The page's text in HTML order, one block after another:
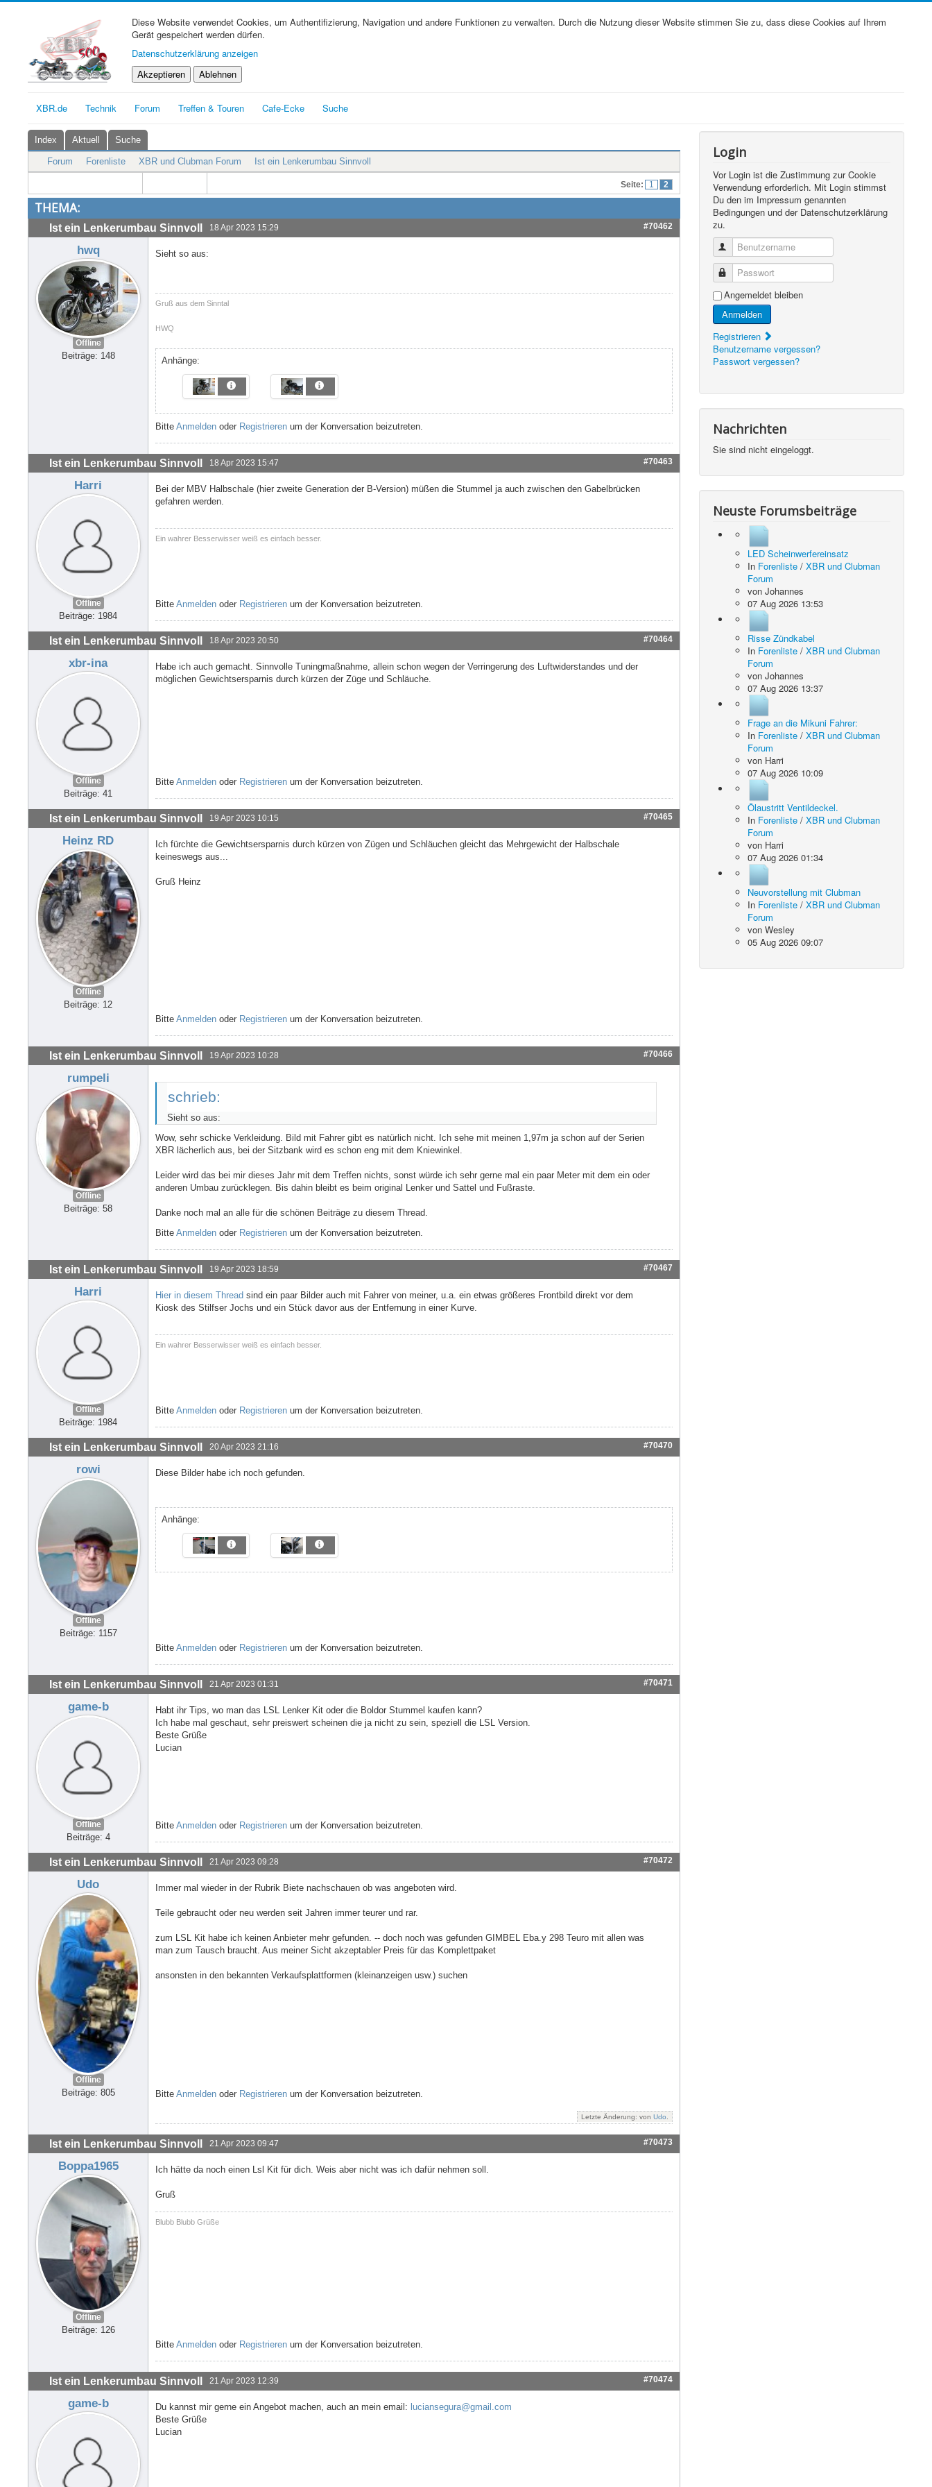
Diese Website verwendet Cookies, um Authentifizierung, Navigation und andere Funktionen zu verwalten. Durch die Nutzung dieser Website stimmen Sie zu, dass diese Cookies auf Ihrem
Gerät gespeichert werden dürfen.
Datenschutzerklärung anzeigen
Akzeptieren
Ablehnen
XBR.de Technik Forum Treffen & Touren Cafe-Ecke Suche
Index Aktuell Suche
Forum Forenliste XBR und Clubman Forum Ist ein Lenkerumbau Sinnvoll
Seite: 1 2
THEMA:
Ist ein Lenkerumbau Sinnvoll 18 Apr 2023 15:29 #70462
hwq
Offline
Beiträge: 148
Sieht so aus:
Gruß aus dem Sinntal
HWQ
Anhänge:
Bitte Anmelden oder Registrieren um der Konversation beizutreten.
Ist ein Lenkerumbau Sinnvoll 18 Apr 2023 15:47 #70463
Harri
Offline
Beiträge: 1984
Bei der MBV Halbschale (hier zweite Generation der B-Version) müßen die Stummel ja auch zwischen den Gabelbrücken
gefahren werden.
Ein wahrer Besserwisser weiß es einfach besser.
Bitte Anmelden oder Registrieren um der Konversation beizutreten.
Ist ein Lenkerumbau Sinnvoll 18 Apr 2023 20:50 #70464
xbr-ina
Offline
Beiträge: 41
Habe ich auch gemacht. Sinnvolle Tuningmaßnahme, allein schon wegen der Verringerung des Luftwiderstandes und der
möglichen Gewichtsersparnis durch kürzen der Züge und Schläuche.
Bitte Anmelden oder Registrieren um der Konversation beizutreten.
Ist ein Lenkerumbau Sinnvoll 19 Apr 2023 10:15 #70465
Heinz RD
Offline
Beiträge: 12
Ich fürchte die Gewichtsersparnis durch kürzen von Zügen und Schläuchen gleicht das Mehrgewicht der Halbschale
keineswegs aus...
Gruß Heinz
Bitte Anmelden oder Registrieren um der Konversation beizutreten.
Ist ein Lenkerumbau Sinnvoll 19 Apr 2023 10:28 #70466
rumpeli
Offline
Beiträge: 58
schrieb:
Sieht so aus:
Wow, sehr schicke Verkleidung. Bild mit Fahrer gibt es natürlich nicht. Ich sehe mit meinen 1,97m ja schon auf der Serien
XBR lächerlich aus, bei der Sitzbank wird es schon eng mit dem Kniewinkel.
Leider wird das bei mir dieses Jahr mit dem Treffen nichts, sonst würde ich sehr gerne mal ein paar Meter mit dem ein oder
anderen Umbau zurücklegen. Bis dahin bleibt es beim original Lenker und Sattel und Fußraste.
Danke noch mal an alle für die schönen Beiträge zu diesem Thread.
Bitte Anmelden oder Registrieren um der Konversation beizutreten.
Ist ein Lenkerumbau Sinnvoll 19 Apr 2023 18:59 #70467
Harri
Offline
Beiträge: 1984
Hier in diesem Thread sind ein paar Bilder auch mit Fahrer von meiner, u.a. ein etwas größeres Frontbild direkt vor dem
Kiosk des Stilfser Jochs und ein Stück davor aus der Entfernung in einer Kurve.
Ein wahrer Besserwisser weiß es einfach besser.
Bitte Anmelden oder Registrieren um der Konversation beizutreten.
Ist ein Lenkerumbau Sinnvoll 20 Apr 2023 21:16 #70470
rowi
Offline
Beiträge: 1157
Diese Bilder habe ich noch gefunden.
Anhänge:
Bitte Anmelden oder Registrieren um der Konversation beizutreten.
Ist ein Lenkerumbau Sinnvoll 21 Apr 2023 01:31 #70471
game-b
Offline
Beiträge: 4
Habt ihr Tips, wo man das LSL Lenker Kit oder die Boldor Stummel kaufen kann?
Ich habe mal geschaut, sehr preiswert scheinen die ja nicht zu sein, speziell die LSL Version.
Beste Grüße
Lucian
Bitte Anmelden oder Registrieren um der Konversation beizutreten.
Ist ein Lenkerumbau Sinnvoll 21 Apr 2023 09:28 #70472
Udo
Offline
Beiträge: 805
Immer mal wieder in der Rubrik Biete nachschauen ob was angeboten wird.
Teile gebraucht oder neu werden seit Jahren immer teurer und rar.
zum LSL Kit habe ich keinen Anbieter mehr gefunden. -- doch noch was gefunden GIMBEL Eba.y 298 Teuro mit allen was
man zum Tausch braucht. Aus meiner Sicht akzeptabler Preis für das Komplettpaket
ansonsten in den bekannten Verkaufsplattformen (kleinanzeigen usw.) suchen
Bitte Anmelden oder Registrieren um der Konversation beizutreten.
Letzte Änderung: von Udo
Ist ein Lenkerumbau Sinnvoll 21 Apr 2023 09:47 #70473
Boppa1965
Offline
Beiträge: 126
Ich hätte da noch einen Lsl Kit für dich. Weis aber nicht was ich dafür nehmen soll.
Gruß
Blubb Blubb Grüße
Bitte Anmelden oder Registrieren um der Konversation beizutreten.
Ist ein Lenkerumbau Sinnvoll 21 Apr 2023 12:39 #70474
game-b Du kannst mir gerne ein Angebot machen, auch an mein email: luciansegura@gmail.com
Beste Grüße
Lucian
Login
Vor Login ist die Zustimmung zur Cookie
Verwendung erforderlich. Mit Login stimmst
Du den im Impressum genannten
Bedingungen und der Datenschutzerklärung
zu.
Benutzername
Passwort
Angemeldet bleiben
Anmelden
Registrieren
Benutzername vergessen?
Passwort vergessen?
Nachrichten
Sie sind nicht eingeloggt.
Neuste Forumsbeiträge
LED Scheinwerfereinsatz
In Forenliste /XBR und Clubman
Forum
vonJohannes
07 Aug 2026 13:53
Risse Zündkabel
In Forenliste /XBR und Clubman
Forum
vonJohannes
07 Aug 2026 13:37
Frage an die Mikuni Fahrer:
In Forenliste /XBR und Clubman
Forum
von Harri
07 Aug 2026 10:09
Ölaustritt Ventildeckel.
In Forenliste /XBR und Clubman
Forum
von Harri
07 Aug 2026 01:34
Neuvorstellung mit Clubman
In Forenliste /XBR und Clubman
Forum
vonWesley
05 Aug 2026 09:07